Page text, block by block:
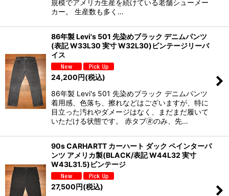
規模でアメリカ生産を続けている老舗シューメー
カー。 生産数も多く…
86年製 Levi's 501 先染めブラック デニムパンツ
(表記 W33L30 実寸 W32L30)ビンテージリーバ
イス
24,200円(税込)
86年製 Levi's 501 先染めブラック デニムパンツ
着用感、色落ち、擦れなどはございますが、特に
目立った汚れやダメージはなく、まだまだ履いて
いただける状態です。 赤タブ🄬のみ、先…
90s CARHARTT カーハート ダック ペインターパ
ンツ アメリカ製(BLACK/表記 W44L32 実寸
W43L31.5)ビンテージ
27,500円(税込)